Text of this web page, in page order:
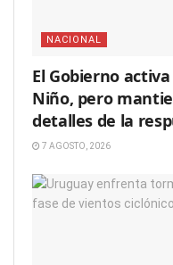
NACIONAL
El Gobierno
Niño, pero
detalles de la
7 AGOSTO, 2026